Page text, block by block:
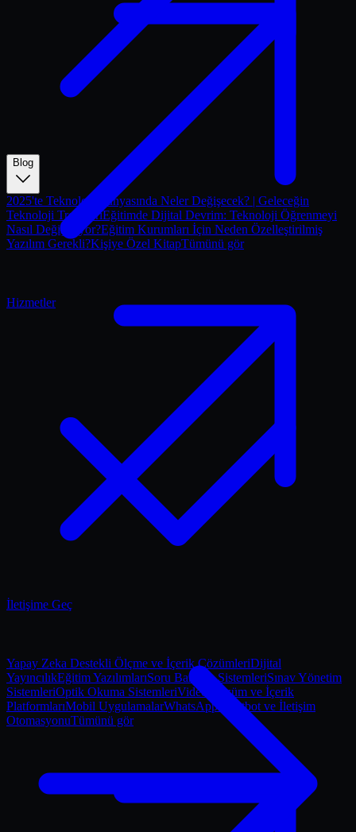
Hizmetler
Yapay Zeka Destekli Ölçme ve İçerik ÇözümleriDijital
YayıncılıkEğitim YazılımlarıSoru Bankası SistemleriSınav Yönetim
SistemleriOptik Okuma SistemleriVideo Çözüm ve İçerik
PlatformlarıMobil UygulamalarWhatsApp Chatbot ve İletişim
OtomasyonuTümünü gör
Blog
2025'te Teknoloji Dünyasında Neler Değişecek? | Geleceğin
Teknoloji TrendleriEğitimde Dijital Devrim: Teknoloji Öğrenmeyi
Nasıl Değiştiriyor?Eğitim Kurumları İçin Neden Özelleştirilmiş
Yazılım Gerekli?Kişiye Özel KitapTümünü gör
İletişime Geç